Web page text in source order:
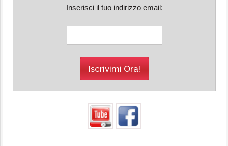
Inserisci il tuo indirizzo email: